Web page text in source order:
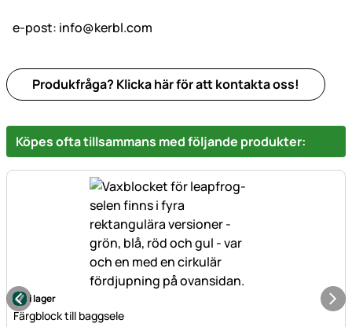
e-post: info@kerbl.com
Produkfråga? Klicka här för att kontakta oss!
Köpes ofta tillsammans med följande produkter:
i lager
Färgblock till baggsele